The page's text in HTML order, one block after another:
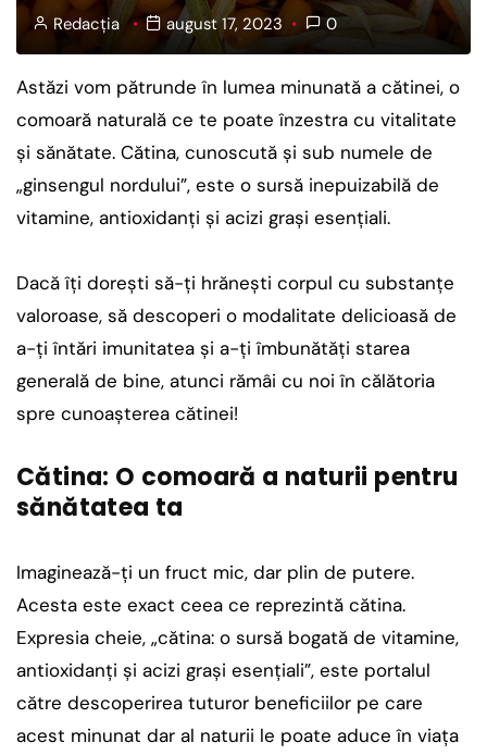
Redacția august 17, 2023 0
Astăzi vom pătrunde în lumea minunată a cătinei, o
comoară naturală ce te poate înzestra cu vitalitate
și sănătate. Cătina, cunoscută și sub numele de
„ginsengul nordului”, este o sursă inepuizabilă de
vitamine, antioxidanți și acizi grași esențiali.
Dacă îți dorești să-ți hrănești corpul cu substanțe
valoroase, să descoperi o modalitate delicioasă de
a-ți întări imunitatea și a-ți îmbunătăți starea
generală de bine, atunci rămâi cu noi în călătoria
spre cunoașterea cătinei!
Cătina: O comoară a naturii pentru
sănătatea ta
Imaginează-ți un fruct mic, dar plin de putere.
Acesta este exact ceea ce reprezintă cătina.
Expresia cheie, „cătina: o sursă bogată de vitamine,
antioxidanți și acizi grași esențiali”, este portalul
către descoperirea tuturor beneficiilor pe care
acest minunat dar al naturii le poate aduce în viața